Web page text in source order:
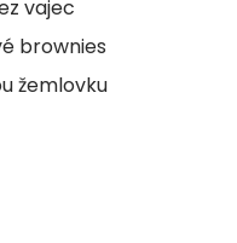
vajec
brownies
žemlovku